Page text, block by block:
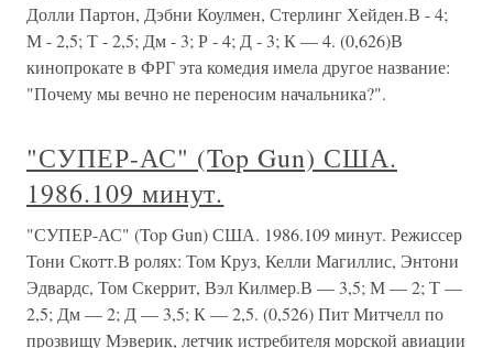
Долли Партон, Дэбни Коулмен, Стерлинг Хейден.В - 4;
М - 2,5; Т - 2,5; Дм - 3; Р - 4; Д - 3; К — 4. (0,626)В
кинопрокате в ФРГ эта комедия имела другое название:
"Почему мы вечно не переносим начальника?".
"СУПЕР-АС" (Top Gun) США.
1986.109 минут.
"СУПЕР-АС" (Top Gun) США. 1986.109 минут. Режиссер
Тони Скотт.В ролях: Том Круз, Келли Магиллис, Энтони
Эдвардс, Том Скеррит, Вэл Килмер.В — 3,5; М — 2; Т —
2,5; Дм — 2; Д — 3,5; К — 2,5. (0,526) Пит Митчелл по
прозвищу Мэверик, летчик истребителя морской авиации